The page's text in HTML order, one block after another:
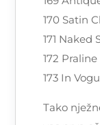
170 Satin
171 Naked
172 Praline
173 In
Tako